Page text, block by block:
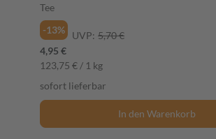
Tee
-13%
UVP: 5,70 €
4,95 €
123,75 € / 1 kg
sofort lieferbar
In den Warenkorb